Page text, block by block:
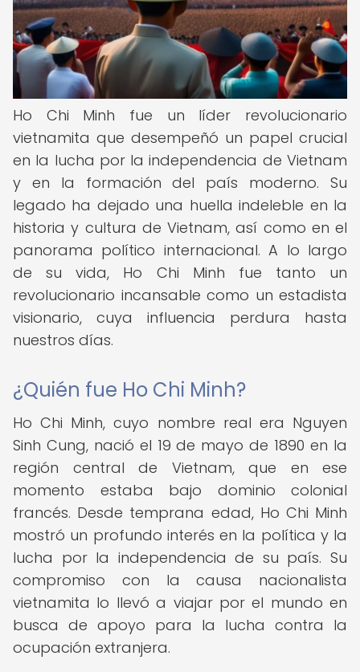
Ho Chi Minh fue un líder revolucionario
vietnamita que desempeñó un papel crucial
en la lucha por la independencia de Vietnam
y en la formación del país moderno. Su
legado ha dejado una huella indeleble en la
historia y cultura de Vietnam, así como en el
panorama político internacional. A lo largo
de su vida, Ho Chi Minh fue tanto un
revolucionario incansable como un estadista
visionario, cuya influencia perdura hasta
nuestros días.
¿Quién fue Ho Chi Minh?
Ho Chi Minh, cuyo nombre real era Nguyen
Sinh Cung, nació el 19 de mayo de 1890 en la
región central de Vietnam, que en ese
momento estaba bajo dominio colonial
francés. Desde temprana edad, Ho Chi Minh
mostró un profundo interés en la política y la
lucha por la independencia de su país. Su
compromiso con la causa nacionalista
vietnamita lo llevó a viajar por el mundo en
busca de apoyo para la lucha contra la
ocupación extranjera.